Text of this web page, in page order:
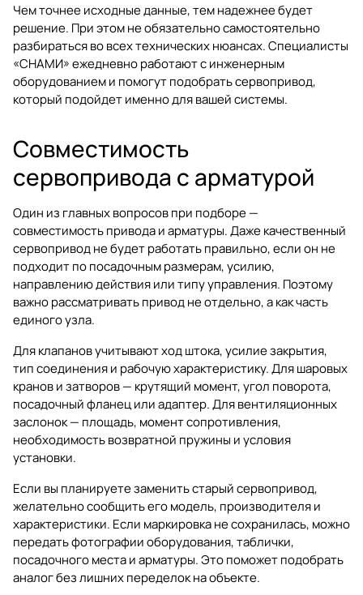
Чем точнее исходные данные, тем надежнее будет
решение. При этом не обязательно самостоятельно
разбираться во всех технических нюансах. Специалисты
«СНАМИ» ежедневно работают с инженерным
оборудованием и помогут подобрать сервопривод,
который подойдет именно для вашей системы.
Совместимость
сервопривода с арматурой
Один из главных вопросов при подборе —
совместимость привода и арматуры. Даже качественный
сервопривод не будет работать правильно, если он не
подходит по посадочным размерам, усилию,
направлению действия или типу управления. Поэтому
важно рассматривать привод не отдельно, а как часть
единого узла.
Для клапанов учитывают ход штока, усилие закрытия,
тип соединения и рабочую характеристику. Для шаровых
кранов и затворов — крутящий момент, угол поворота,
посадочный фланец или адаптер. Для вентиляционных
заслонок — площадь, момент сопротивления,
необходимость возвратной пружины и условия
установки.
Если вы планируете заменить старый сервопривод,
желательно сообщить его модель, производителя и
характеристики. Если маркировка не сохранилась, можно
передать фотографии оборудования, таблички,
посадочного места и арматуры. Это поможет подобрать
аналог без лишних переделок на объекте.